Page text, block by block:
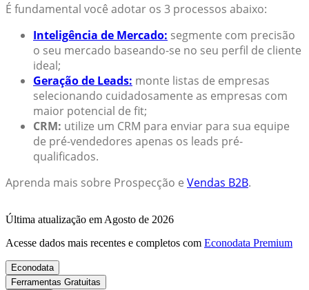
É fundamental você adotar os 3 processos abaixo:
Inteligência de Mercado: segmente com precisão
o seu mercado baseando-se no seu perfil de cliente
ideal;
Geração de Leads: monte listas de empresas
selecionando cuidadosamente as empresas com
maior potencial de fit;
CRM: utilize um CRM para enviar para sua equipe
de pré-vendedores apenas os leads pré-
qualificados.
Aprenda mais sobre Prospecção e Vendas B2B.
Última atualização em Agosto de 2026
Acesse dados mais recentes e completos com Econodata Premium
Econodata
Ferramentas Gratuitas